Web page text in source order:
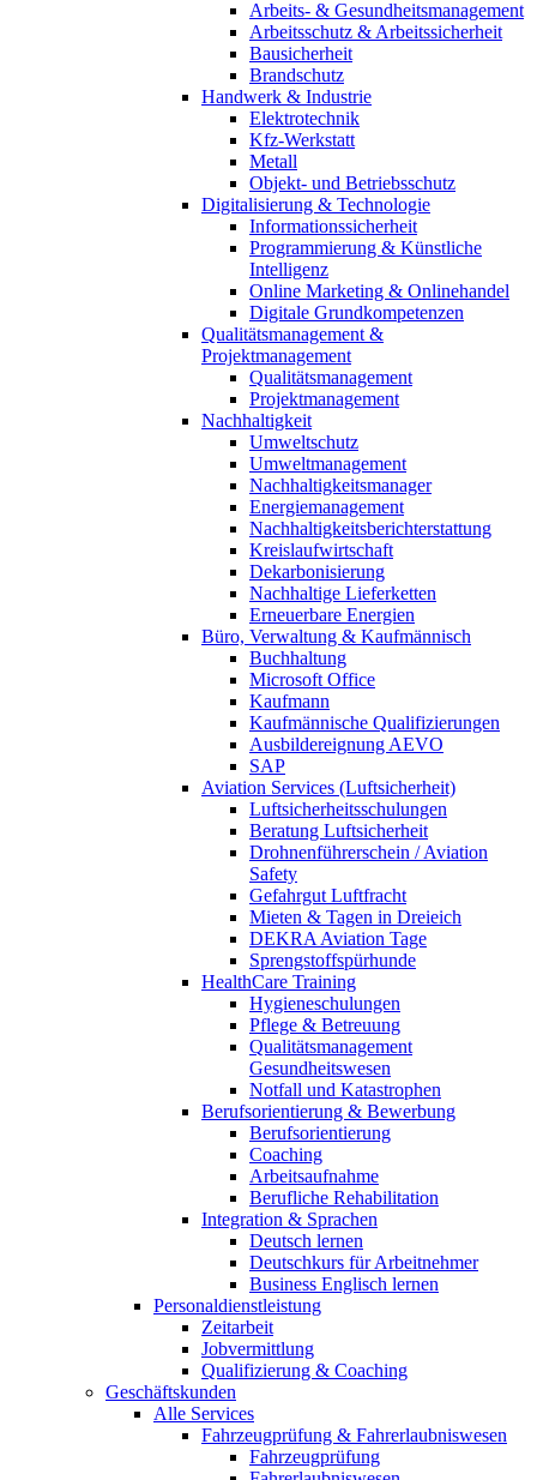
Arbeits- & Gesundheitsmanagement
Arbeitsschutz & Arbeitssicherheit
Bausicherheit
Brandschutz
Handwerk & Industrie
Elektrotechnik
Kfz-Werkstatt
Metall
Objekt- und Betriebsschutz
Digitalisierung & Technologie
Informationssicherheit
Programmierung & Künstliche
Intelligenz
Online Marketing & Onlinehandel
Digitale Grundkompetenzen
Qualitätsmanagement &
Projektmanagement
Qualitätsmanagement
Projektmanagement
Nachhaltigkeit
Umweltschutz
Umweltmanagement
Nachhaltigkeitsmanager
Energiemanagement
Nachhaltigkeitsberichterstattung
Kreislaufwirtschaft
Dekarbonisierung
Nachhaltige Lieferketten
Erneuerbare Energien
Büro, Verwaltung & Kaufmännisch
Buchhaltung
Microsoft Office
Kaufmann
Kaufmännische Qualifizierungen
Ausbildereignung AEVO
SAP
Aviation Services (Luftsicherheit)
Luftsicherheitsschulungen
Beratung Luftsicherheit
Drohnenführerschein / Aviation
Safety
Gefahrgut Luftfracht
Mieten & Tagen in Dreieich
DEKRA Aviation Tage
Sprengstoffspürhunde
HealthCare Training
Hygieneschulungen
Pflege & Betreuung
Qualitätsmanagement
Gesundheitswesen
Notfall und Katastrophen
Berufsorientierung & Bewerbung
Berufsorientierung
Coaching
Arbeitsaufnahme
Berufliche Rehabilitation
Integration & Sprachen
Deutsch lernen
Deutschkurs für Arbeitnehmer
Business Englisch lernen
Personaldienstleistung
Zeitarbeit
Jobvermittlung
Qualifizierung & Coaching
Geschäftskunden
Alle Services
Fahrzeugprüfung & Fahrerlaubniswesen
Fahrzeugprüfung